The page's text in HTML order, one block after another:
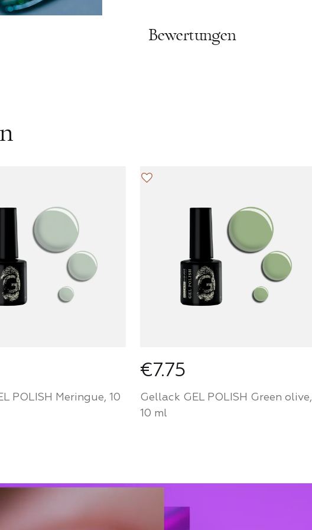
Bewertungen
POLISH Meringue, 10
€7.75
FÜR PARTNER
Gellack GEL POLISH Green olive,
10 ml